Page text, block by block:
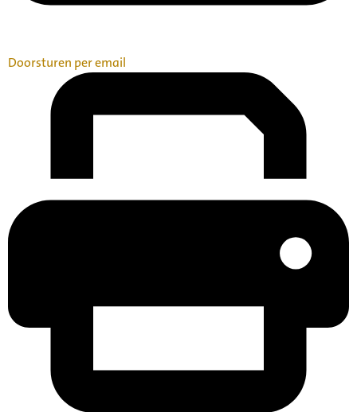
Doorsturen per email